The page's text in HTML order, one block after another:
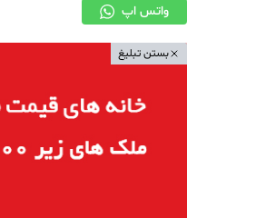
واتس اپ
بستن تبلیغ